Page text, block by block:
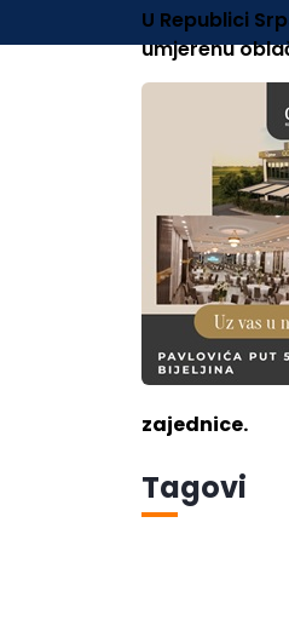
U Republici
umjerenu
zajednice.
Tagovi